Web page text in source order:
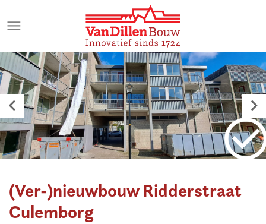
naar
inhoud
(Ver-)nieuwbouw Ridderstraat
Culemborg